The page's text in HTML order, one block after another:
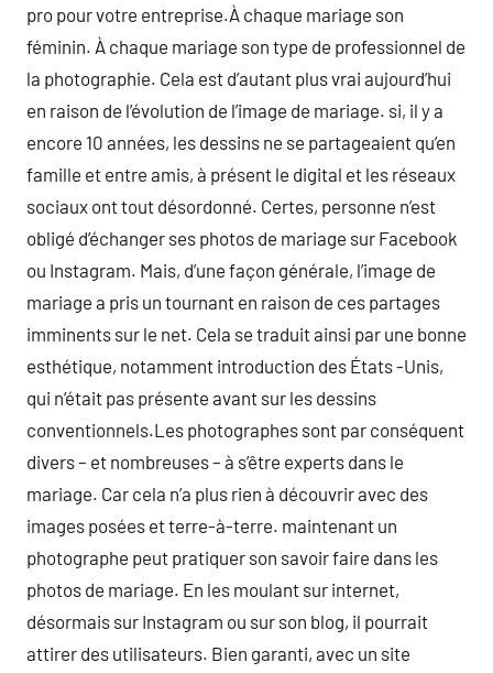
pro pour votre entreprise.À chaque mariage son
féminin. À chaque mariage son type de professionnel de
la photographie. Cela est d’autant plus vrai aujourd’hui
en raison de l’évolution de l’image de mariage. si, il y a
encore 10 années, les dessins ne se partageaient qu’en
famille et entre amis, à présent le digital et les réseaux
sociaux ont tout désordonné. Certes, personne n’est
obligé d’échanger ses photos de mariage sur Facebook
ou Instagram. Mais, d’une façon générale, l’image de
mariage a pris un tournant en raison de ces partages
imminents sur le net. Cela se traduit ainsi par une bonne
esthétique, notamment introduction des États -Unis,
qui n’était pas présente avant sur les dessins
conventionnels.Les photographes sont par conséquent
divers – et nombreuses – à s’être experts dans le
mariage. Car cela n’a plus rien à découvrir avec des
images posées et terre-à-terre. maintenant un
photographe peut pratiquer son savoir faire dans les
photos de mariage. En les moulant sur internet,
désormais sur Instagram ou sur son blog, il pourrait
attirer des utilisateurs. Bien garanti, avec un site